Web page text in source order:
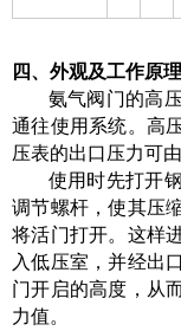
四、外观及工作原理
氨气阀门的高压
通往使用系统。高
压表的出口压力可
使用时先打开钢
调节螺杆，使其压
将活门打开。这样
入低压室，并经出
门开启的高度，从
力值。